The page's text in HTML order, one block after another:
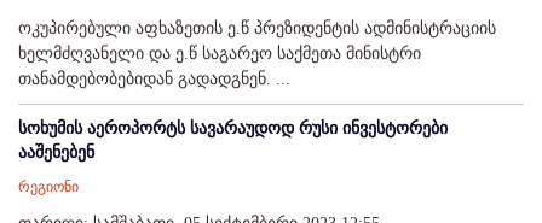
ოკუპირებული აფხაზეთის ე.წ პრეზიდენტის ადმინისტრაციის
ხელმძღვანელი და ე.წ საგარეო საქმეთა მინისტრი
თანამდებობებიდან გადადგნენ. ...
სოხუმის აეროპორტს სავარაუდოდ რუსი ინვესტორები
ააშენებენ
რეგიონი